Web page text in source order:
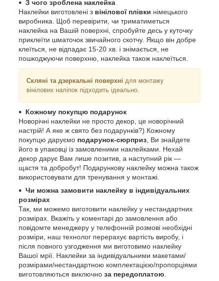
З чого зроблена наклейка
Наклейки виготовлені з вінілової плівки німецького
виробника. Щоб перевірити, чи триматиметься
наклейка на Вашій поверхні, спробуйте десь у куточку
приклеїти шматочок звичайного скотчу. Якщо він добре
клеїться, не відпадає 15-20 хв. і знімається, не
пошкоджуючи поверхню, наклейка також наклеїться.
Скляні та дзеркальні поверхні для монтажу
вінілових наліпок підходить ідеально.
Кожному покупцю подарунок
Новорічні наклейки не просто декор, це новорічний
настрій! А яке ж свято без подарунків?) Кожному
покупцю даруємо подарунок-сюрприз , Ви знайдете
його в упаковці із замовленими наклейками. Нехай
декор дарує Вам лише позитив, а наступний рік ―
щастя та добробут! Подарункову наклейку можна також
використовувати для тренування у монтажі.
Чи можна замовити наклейку в індивідуальних
розмірах
Так, ми можемо виготовити наклейку у нестандартних
розмірах. Вкажіть у коментарі до замовлення або
повідомте менеджеру у телефонній розмові необхідні
розміри, наш технолог перерахує вартість виробу, і
після повного узгодження ми виготовимо наклейку
Вашої мрії. Наклейки за індивідуальними макетами/
розмірами/нестандартною комплектацією/пропорціями
виготовляються виключно за передоплатою